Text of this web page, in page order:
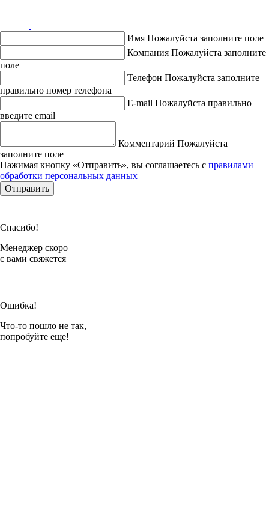
Имя Пожалуйста заполните поле
Компания Пожалуйста заполните
поле
Телефон Пожалуйста заполните
правильно номер телефона
E-mail Пожалуйста правильно
введите email
Комментарий Пожалуйста
заполните поле
Нажимая кнопку «Отправить», вы соглашаетесь с правилами
обработки персональных данных
Отправить
Спасибо!
Менеджер скоро
с вами свяжется
Ошибка!
Что-то пошло не так,
попробуйте еще!